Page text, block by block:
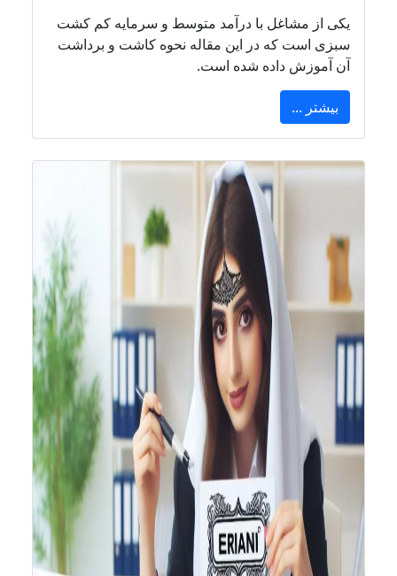
یکی از مشاغل با درآمد متوسط و سرمایه کم کشت
سبزی است که در این مقاله نحوه کاشت و برداشت
آن آموزش داده شده است.
بیشتر ...